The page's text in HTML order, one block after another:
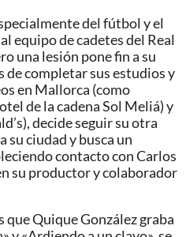
del fútbol y el
equipo de cadetes del Real
una lesión pone fin a su
de completar sus estudios y
en Mallorca (como
de la cadena Sol Meliá) y
decide seguir su otra
su ciudad y busca un
contacto con Carlos
su productor y colaborador
que Quique González graba